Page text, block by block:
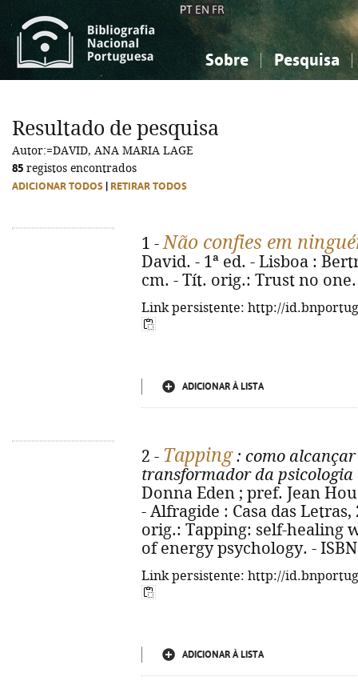
PT EN FR
Sobre Pesquisa
Ciências sociais...
Ciências sociais...
Resultado de pesquisa
Autor:=DAVID, ANA MARIA LAGE
85 registos encontrados
ADICIONAR TODOS RETIRAR TODOS
1 -Não confies em
David. - 1ª ed. - Lisboa :
cm. - Tít. orig.: Trust no one.
Link persistente: http://
ADICIONAR À LISTA
2 - Tapping: como
transformador da psicologia
Donna Eden ; pref. Jean
- Alfragide : Casa das
orig.: Tapping: self-healing
of energy psychology. -
Link persistente: http://
ADICIONAR À LISTA